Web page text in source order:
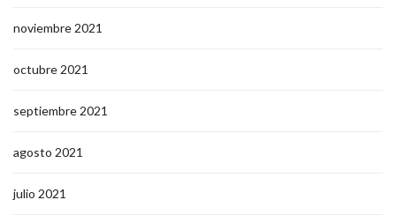
noviembre 2021
octubre 2021
septiembre 2021
agosto 2021
julio 2021